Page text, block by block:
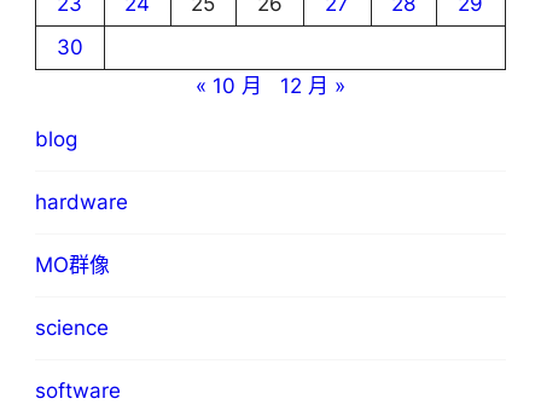
30
« 10 月
12 月 »
blog
hardware
MO群像
science
software